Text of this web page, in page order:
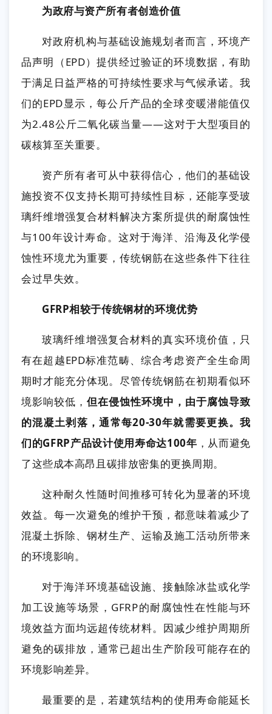
为政府与资产所有者创造价值
对政府机构与基础设施规划者而言，环境产
品声明（EPD）提供经过验证的环境数据，有助
于满足日益严格的可持续性要求与气候承诺。我
们的EPD显示，每公斤产品的全球变暖潜能值仅
为2.48公斤二氧化碳当量——这对于大型项目的
碳核算至关重要。
资产所有者可从中获得信心，他们的基础设
施投资不仅支持长期可持续性目标，还能享受玻
璃纤维增强复合材料解决方案所提供的耐腐蚀性
与100年设计寿命。这对于海洋、沿海及化学侵
蚀性环境尤为重要，传统钢筋在这些条件下往往
会过早失效。
GFRP相较于传统钢材的环境优势
玻璃纤维增强复合材料的真实环境价值，只
有在超越EPD标准范畴、综合考虑资产全生命周
期时才能充分体现。尽管传统钢筋在初期看似环
境影响较低，但在侵蚀性环境中，由于腐蚀导致
的混凝土剥落，通常每20-30年就需要更换。我
们的GFRP产品设计使用寿命达100年 ，从而避免
了这些成本高昂且碳排放密集的更换周期。
这种耐久性随时间推移可转化为显著的环境
效益。每一次避免的维护干预，都意味着减少了
混凝土拆除、钢材生产、运输及施工活动所带来
的环境影响。
对于海洋环境基础设施、接触除冰盐或化学
加工设施等场景，GFRP的耐腐蚀性在性能与环
境效益方面均远超传统材料。因减少维护周期所
避免的碳排放，通常已超出生产阶段可能存在的
环境影响差异。
最重要的是，若建筑结构的使用寿命能延长